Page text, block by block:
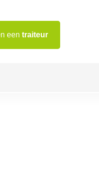
een traiteur